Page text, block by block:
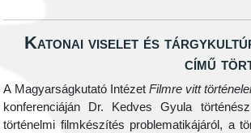
Katonai viselet és
A Magyarságkutató IntézetFilmre
konferenciáján Dr. Kedves
történelmi filmkészítés